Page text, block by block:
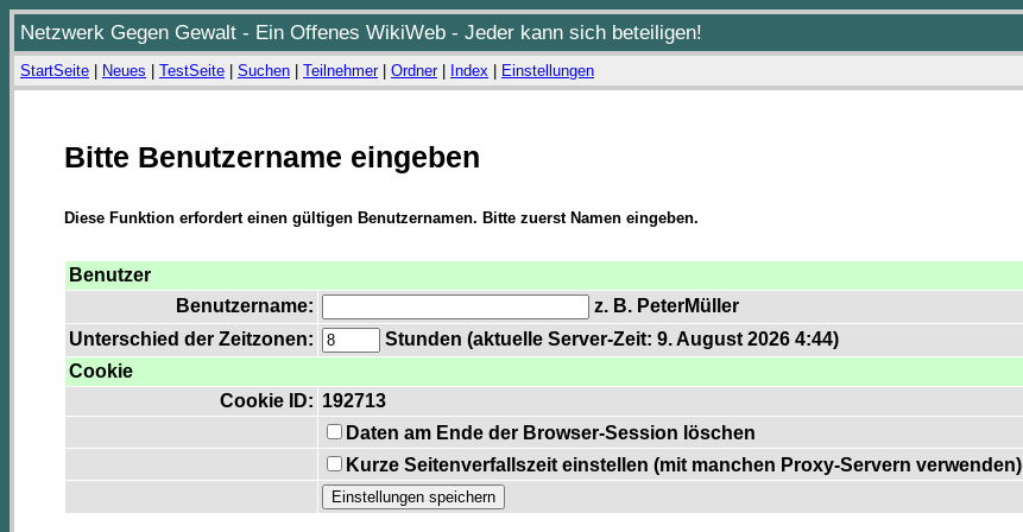
Netzwerk Gegen Gewalt - Ein Offenes WikiWeb - Jeder kann sich beteiligen!
StartSeite Neues TestSeite Suchen Teilnehmer| Ordner| Index Einstellungen
Bitte Benutzername eingeben
Diese Funktion erfordert einen gültigen Benutzernamen. Bitte zuerst Namen eingeben.
Benutzer
Benutzername:
z. B. PeterMüller
Unterschied der Zeitzonen:
Stunden (aktuelle Server-Zeit: 9. August 2026 4:44)
Cookie
Cookie ID: 192713
Daten am Ende der Browser-Session löschen
Kurze Seitenverfallszeit einstellen (mit manchen Proxy-Servern verwenden)